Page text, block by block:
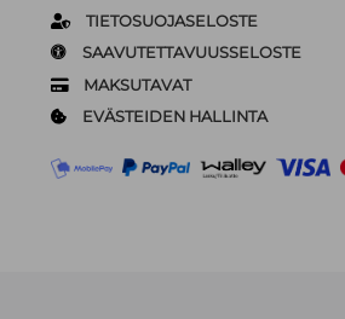
TIETOSUOJASELOSTE
SAAVUTETTAVUUSSELOSTE
MAKSUTAVAT
EVÄSTEIDEN HALLINTA